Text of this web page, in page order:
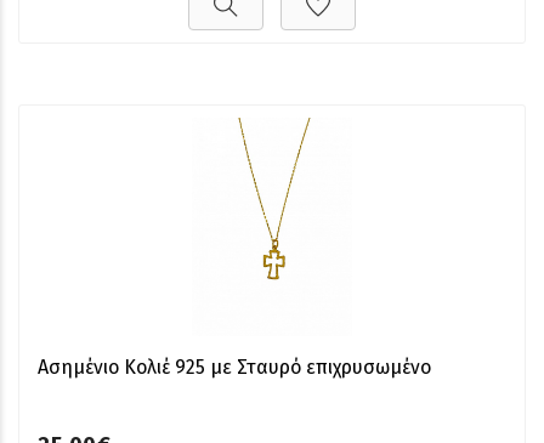
Ασημένιο Κολιέ 925 με Σταυρό επιχρυσωμένο